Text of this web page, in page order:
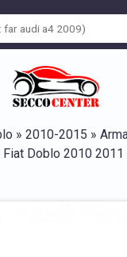
» 2010-2015 »
Fiat Doblo 2010